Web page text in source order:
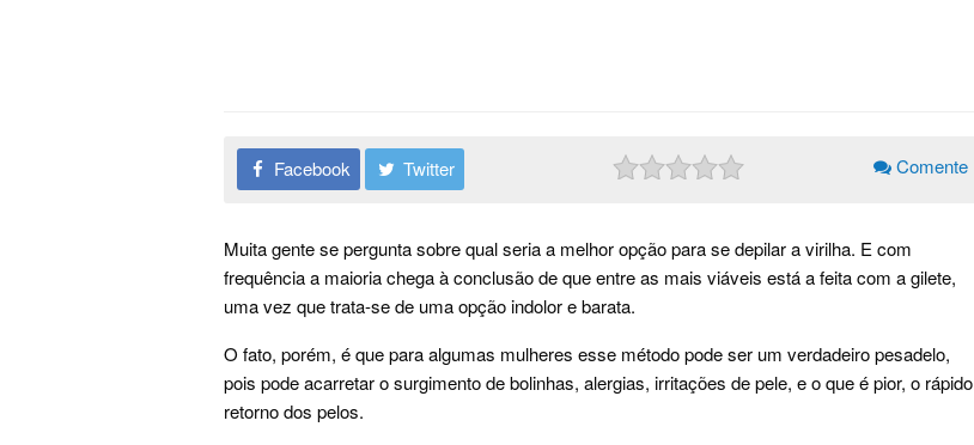
Facebook Twitter Comente
Muita gente se pergunta sobre qual seria a melhor opção para se depilar a virilha. E com
frequência a maioria chega à conclusão de que entre as mais viáveis está a feita com a gilete,
uma vez que trata-se de uma opção indolor e barata.
O fato, porém, é que para algumas mulheres esse método pode ser um verdadeiro pesadelo,
pois pode acarretar o surgimento de bolinhas, alergias, irritações de pele, e o que é pior, o rápido
retorno dos pelos.